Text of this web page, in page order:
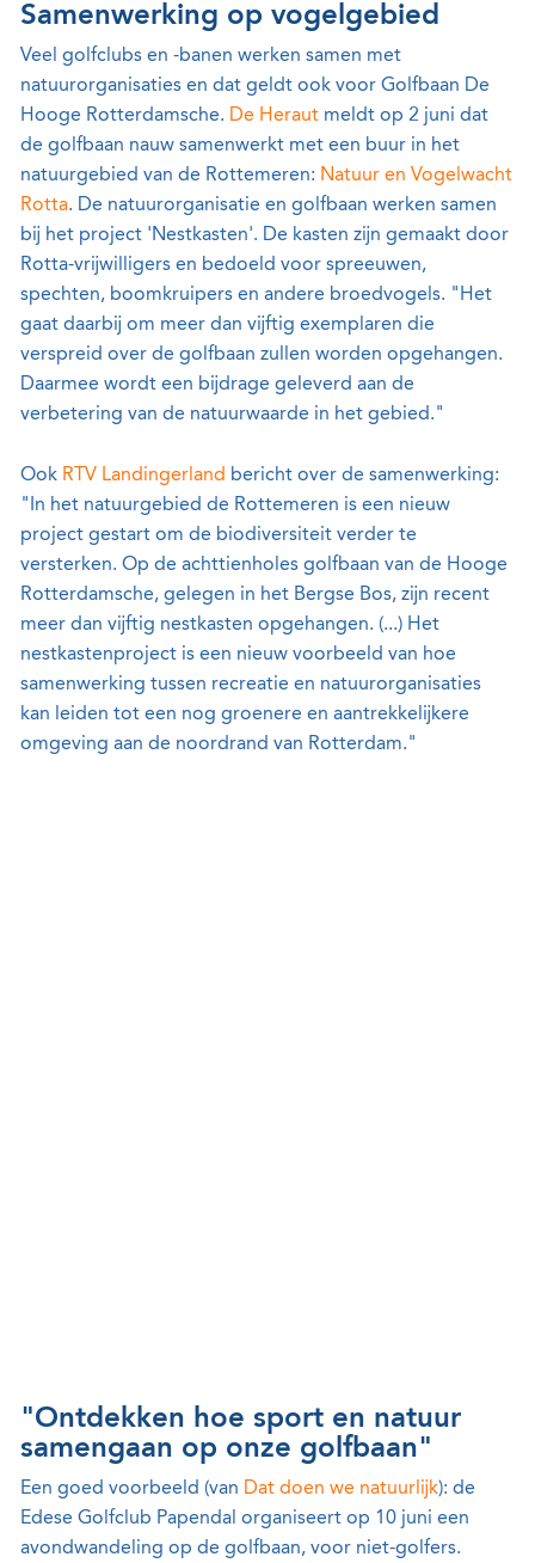
Samenwerking op vogelgebied
Veel golfclubs en -banen werken samen met
natuurorganisaties en dat geldt ook voor Golfbaan De
Hooge Rotterdamsche. De Heraut meldt op 2 juni dat
de golfbaan nauw samenwerkt met een buur in het
natuurgebied van de Rottemeren: Natuur en Vogelwacht
Rotta. De natuurorganisatie en golfbaan werken samen
bij het project 'Nestkasten'. De kasten zijn gemaakt door
Rotta-vrijwilligers en bedoeld voor spreeuwen,
spechten, boomkruipers en andere broedvogels. "Het
gaat daarbij om meer dan vijftig exemplaren die
verspreid over de golfbaan zullen worden opgehangen.
Daarmee wordt een bijdrage geleverd aan de
verbetering van de natuurwaarde in het gebied."
Ook RTV Landingerland bericht over de samenwerking:
"In het natuurgebied de Rottemeren is een nieuw
project gestart om de biodiversiteit verder te
versterken. Op de achttienholes golfbaan van de Hooge
Rotterdamsche, gelegen in het Bergse Bos, zijn recent
meer dan vijftig nestkasten opgehangen. (...) Het
nestkastenproject is een nieuw voorbeeld van hoe
samenwerking tussen recreatie en natuurorganisaties
kan leiden tot een nog groenere en aantrekkelijkere
omgeving aan de noordrand van Rotterdam."
"Ontdekken hoe sport en natuur
samengaan op onze golfbaan"
Een goed voorbeeld (van Dat doen we natuurlijk): de
Edese Golfclub Papendal organiseert op 10 juni een
avondwandeling op de golfbaan, voor niet-golfers.